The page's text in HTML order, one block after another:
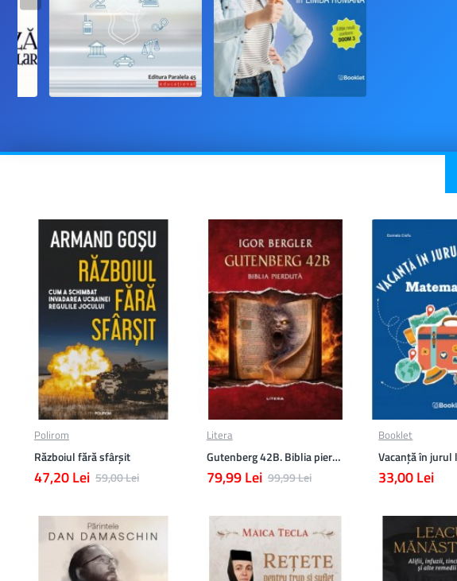
Polirom
Războiul fără sfârşit
47,20 Lei 59,00 Lei
Litera
Gutenberg 42B. Biblia pierduta
79,99 Lei 99,99 Lei
Booklet
33,00 Lei